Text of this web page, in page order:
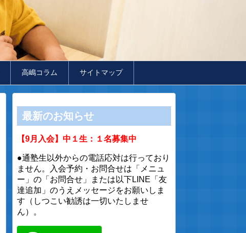
高嶋コラム サイトマップ
最新のお知らせ
【9月入会】中１生：１名募集中
●通塾生以外からの電話応対は行っており
ません。入会予約・お問合せは「メニュ
ー」の「お問合せ」または以下LINE「友
達追加」のうえメッセージをお願いしま
す（しつこい勧誘は一切いたしませ
ん）。